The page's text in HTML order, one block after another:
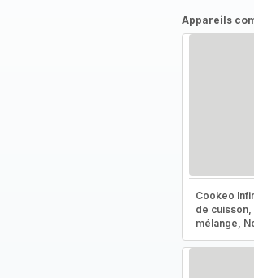
Appareils
Cookeo
de
mélange,